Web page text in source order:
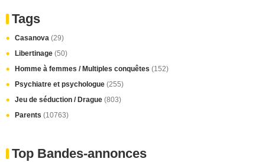
Tags
Casanova (29)
Libertinage (50)
Homme à femmes / Multiples conquêtes (152)
Psychiatre et psychologue (255)
Jeu de séduction / Drague (803)
Parents (10763)
Top Bandes-annonces